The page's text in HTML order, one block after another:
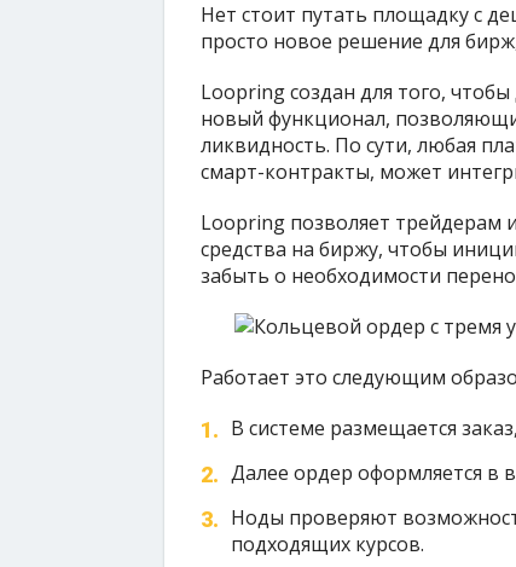
Нет стоит путать площадку с
просто новое решение для
Loopring создан для того,
новый функционал,
ликвидность. По сути, любая
смарт-контракты, может
Loopring позволяет трейдерам
средства на биржу, чтобы
забыть о необходимости
Работает это следующим
В системе размещается
Далее ордер оформляется в
Ноды проверяют
подходящих курсов.